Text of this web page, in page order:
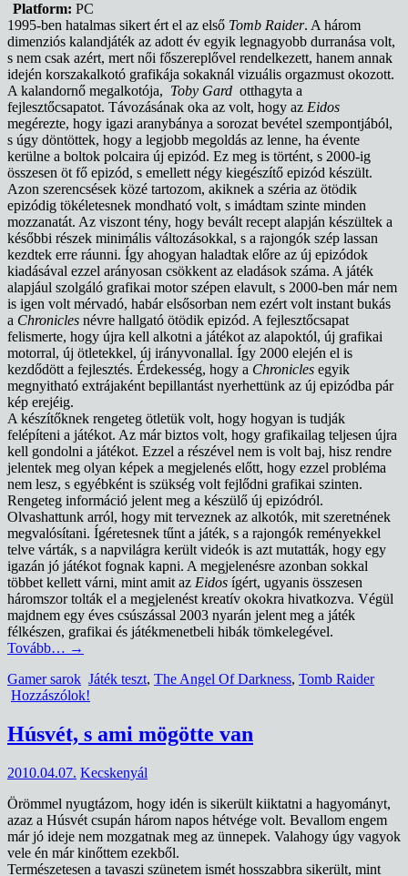
Platform: PC
1995-ben hatalmas sikert ért el az első Tomb Raider. A három
dimenziós kalandjáték az adott év egyik legnagyobb durranása volt,
s nem csak azért, mert női főszereplővel rendelkezett, hanem annak
idején korszakalkotó grafikája sokaknál vizuális orgazmust okozott.
A kalandornő megalkotója, Toby Gard otthagyta a
fejlesztőcsapatot. Távozásának oka az volt, hogy az Eidos
megérezte, hogy igazi aranybánya a sorozat bevétel szempontjából,
s úgy döntöttek, hogy a legjobb megoldás az lenne, ha évente
kerülne a boltok polcaira új epizód. Ez meg is történt, s 2000-ig
összesen öt fő epizód, s emellett négy kiegészítő epizód készült.
Azon szerencsések közé tartozom, akiknek a széria az ötödik
epizódig tökéletesnek mondható volt, s imádtam szinte minden
mozzanatát. Az viszont tény, hogy bevált recept alapján készültek a
későbbi részek minimális változásokkal, s a rajongók szép lassan
kezdtek erre ráunni. Így ahogyan haladtak előre az új epizódok
kiadásával ezzel arányosan csökkent az eladások száma. A játék
alapjául szolgáló grafikai motor szépen elavult, s 2000-ben már nem
is igen volt mérvadó, habár elsősorban nem ezért volt instant bukás
a Chronicles névre hallgató ötödik epizód. A fejlesztőcsapat
felismerte, hogy újra kell alkotni a játékot az alapoktól, új grafikai
motorral, új ötletekkel, új irányvonallal. Így 2000 elején el is
kezdődött a fejlesztés. Érdekesség, hogy a Chronicles egyik
megnyitható extrájaként bepillantást nyerhettünk az új epizódba pár
kép erejéig.
A készítőknek rengeteg ötletük volt, hogy hogyan is tudják
felépíteni a játékot. Az már biztos volt, hogy grafikailag teljesen újra
kell gondolni a játékot. Ezzel a részével nem is volt baj, hisz rendre
jelentek meg olyan képek a megjelenés előtt, hogy ezzel probléma
nem lesz, s egyébként is szükség volt fejlődni grafikai szinten.
Rengeteg információ jelent meg a készülő új epizódról.
Olvashattunk arról, hogy mit terveznek az alkotók, mit szeretnének
megvalósítani. Ígéretesnek tűnt a játék, s a rajongók reményekkel
telve várták, s a napvilágra került videók is azt mutatták, hogy egy
igazán jó játékot fognak kapni. A megjelenésre azonban sokkal
többet kellett várni, mint amit az Eidos ígért, ugyanis összesen
háromszor tolták el a megjelenést kreatív okokra hivatkozva. Végül
majdnem egy éves csúszással 2003 nyarán jelent meg a játék
félkészen, grafikai és játékmenetbeli hibák tömkelegével.
Tovább… →
Gamer sarok Játék teszt, The Angel Of Darkness, Tomb Raider
Hozzászólok!
Húsvét, s ami mögötte van
2010.04.07. Kecskenyál
Örömmel nyugtázom, hogy idén is sikerült kiiktatni a hagyományt,
azaz a Húsvét csupán három napos hétvége volt. Bevallom engem
már jó ideje nem mozgatnak meg az ünnepek. Valahogy úgy vagyok
vele én már kinőttem ezekből.
Természetesen a tavaszi szünetem ismét hosszabbra sikerült, mint